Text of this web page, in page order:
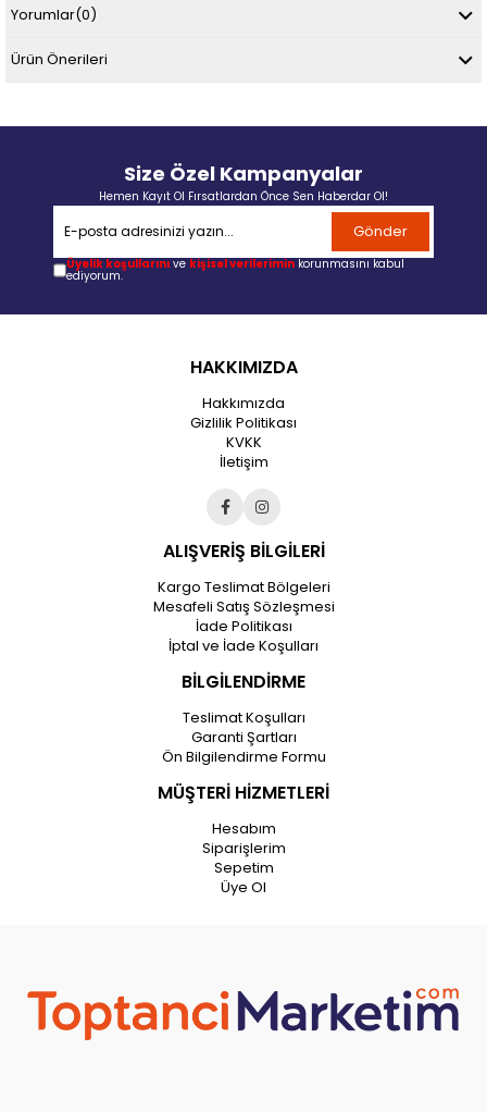
Yorumlar(0)
Ürün Önerileri
Size Özel Kampanyalar
Hemen Kayıt Ol Fırsatlardan Önce Sen Haberdar Ol!
Gönder
Üyelik koşullarını ve kişisel verilerimin korunmasını kabul
ediyorum.
HAKKIMIZDA
Hakkımızda
Gizlilik Politikası
KVKK
İletişim
ALIŞVERİŞ BİLGİLERİ
Kargo Teslimat Bölgeleri
Mesafeli Satış Sözleşmesi
İade Politikası
İptal ve İade Koşulları
BİLGİLENDİRME
Teslimat Koşulları
Garanti Şartları
Ön Bilgilendirme Formu
MÜŞTERİ HİZMETLERİ
Hesabım
Siparişlerim
Sepetim
Üye Ol